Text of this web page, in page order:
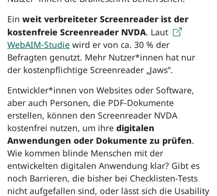
Ein weit verbreiteter Screenreader ist der
kostenfreie Screenreader NVDA. Laut
WebAIM-Studie wird er von ca. 30 % der
Befragten genutzt. Mehr Nutzer*innen hat nur
der kostenpflichtige Screenreader „Jaws“.
Entwickler*innen von Websites oder Software,
aber auch Personen, die PDF-Dokumente
erstellen, können den Screenreader NVDA
kostenfrei nutzen, um ihre digitalen
Anwendungen oder Dokumente zu prüfen.
Wie kommen blinde Menschen mit der
entwickelten digitalen Anwendung klar? Gibt es
noch Barrieren, die bisher bei Checklisten-Tests
nicht aufgefallen sind, oder lässt sich die Usability